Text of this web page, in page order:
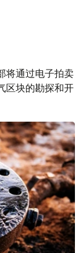
将通过电子拍卖
区块的勘探和开